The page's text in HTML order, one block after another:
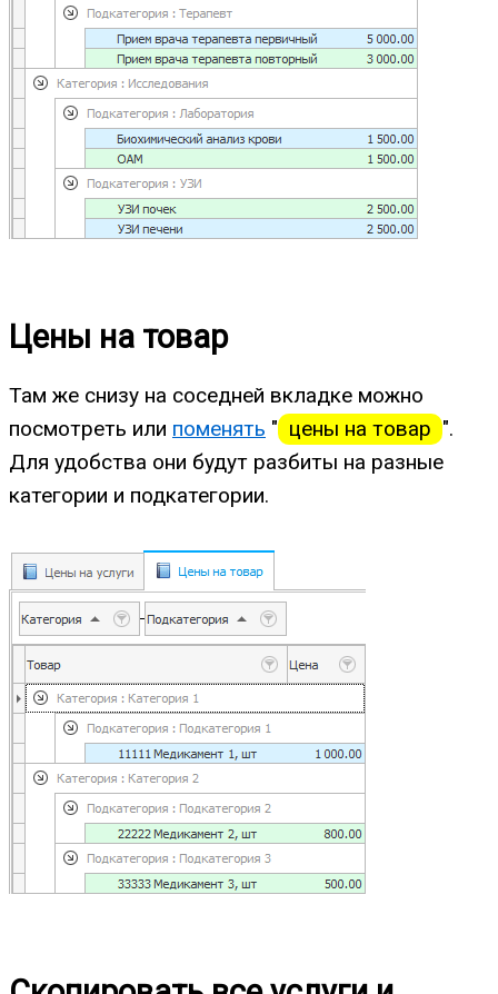
Цены на товар
Там же снизу на соседней вкладке можно
посмотреть или поменять " цены на товар ".
Для удобства они будут разбиты на разные
категории и подкатегории.